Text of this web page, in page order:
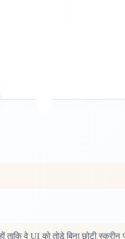
वे UI को तोड़े बिना छोटी स्क्रीन